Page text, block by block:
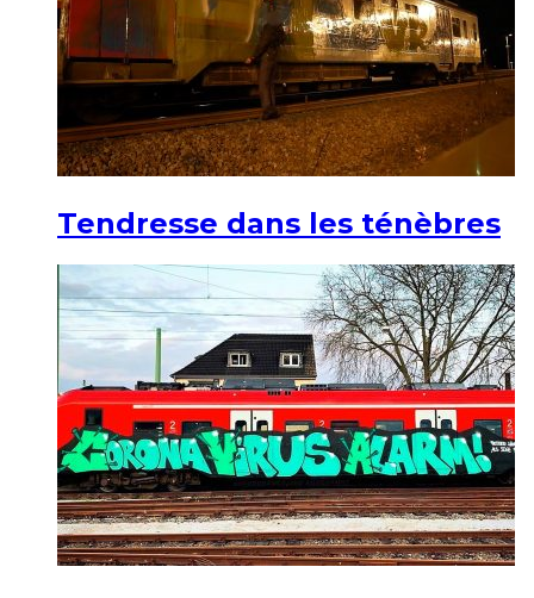
Tendresse dans les ténèbres